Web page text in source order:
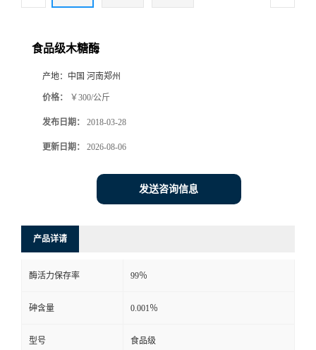
食品级木糖酶
产地： 中国 河南郑州
价格： ￥300/公斤
发布日期： 2018-03-28
更新日期： 2026-08-06
发送咨询信息
产品详请
酶活力保存率 99％
砷含量 0.001％
型号 食品级